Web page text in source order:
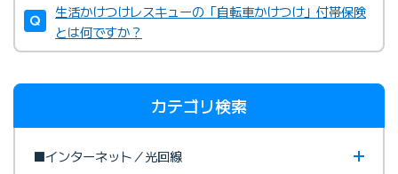
生活かけつけレスキューの「自転車かけつけ」付帯保険
とは何ですか？
カテゴリ検索
■インターネット／光回線